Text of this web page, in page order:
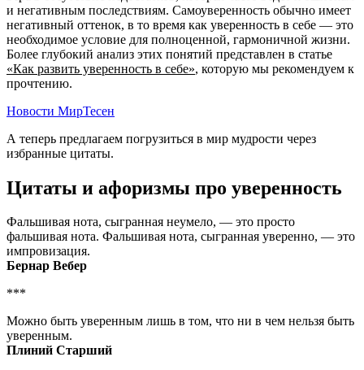
и негативным последствиям. Самоуверенность обычно имеет
негативный оттенок, в то время как уверенность в себе — это
необходимое условие для полноценной, гармоничной жизни.
Более глубокий анализ этих понятий представлен в статье
«Как развить уверенность в себе», которую мы рекомендуем к
прочтению.
Новости МирТесен
А теперь предлагаем погрузиться в мир мудрости через
избранные цитаты.
Цитаты и афоризмы про уверенность
Фальшивая нота, сыгранная неумело, — это просто
фальшивая нота. Фальшивая нота, сыгранная уверенно, — это
импровизация.
Бернар Вебер
***
Можно быть уверенным лишь в том, что ни в чем нельзя быть
уверенным.
Плиний Старший